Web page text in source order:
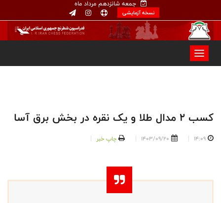
جمعه شانزدهم مرداد ماه
نسخه آزمایشی
کسب ۲ مدال طلا و یک نقره در بخش برق آسا
14:09
1403/09/20 چاپ خبر